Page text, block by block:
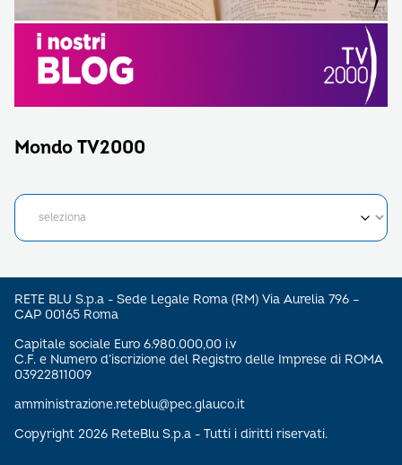
Mondo TV2000
RETE BLU S.p.a - Sede Legale Roma (RM) Via Aurelia 796 –
CAP 00165 Roma
Capitale sociale Euro 6.980.000,00 i.v
C.F. e Numero d’iscrizione del Registro delle Imprese di ROMA
03922811009
amministrazione.reteblu@pec.glauco.it
Copyright 2026 ReteBlu S.p.a - Tutti i diritti riservati.